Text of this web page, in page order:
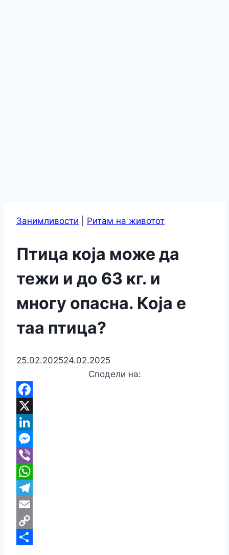
Занимливости Ритам на животот
Птица која може да
тежи и до 63 кг. и
многу опасна. Која е
таа птица?
25.02.202524.02.2025
Сподели на: